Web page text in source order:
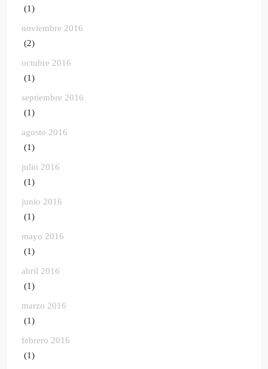
(1)
noviembre 2016
(2)
octubre 2016
(1)
septiembre 2016
(1)
agosto 2016
(1)
julio 2016
(1)
junio 2016
(1)
mayo 2016
(1)
abril 2016
(1)
marzo 2016
(1)
febrero 2016
(1)